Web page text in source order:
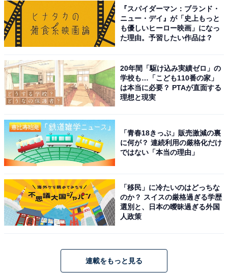
『スパイダーマン：ブランド・
ニュー・デイ』が「史上もっと
も優しいヒーロー映画」になっ
た理由。予習したい作品は？
20年間「駆け込み実績ゼロ」の
学校も…「こども110番の家」
は本当に必要？ PTAが直面する
理想と現実
「青春18きっぷ」販売激減の裏
に何が？ 連続利用の厳格化だけ
ではない「本当の理由」
「移民」に冷たいのはどっちな
のか？ スイスの厳格過ぎる学歴
選別と、日本の曖昧過ぎる外国
人政策
連載をもっと見る